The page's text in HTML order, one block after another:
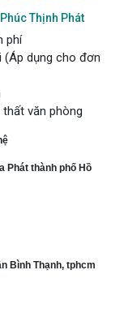
Thịnh Phát
phí
(Áp dụng cho đơn
văn phòng
Phát thành phố Hồ
Bình Thạnh, tphcm